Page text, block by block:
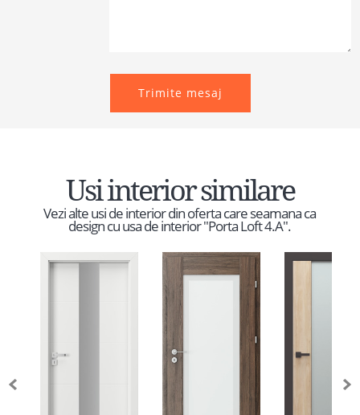
Trimite mesaj
Usi interior similare
Vezi alte usi de interior din oferta care seamana ca
design cu usa de interior "Porta Loft 4.A".